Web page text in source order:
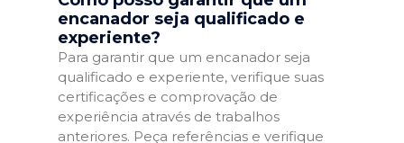
encanador seja qualificado e
experiente?
Para garantir que um encanador seja
qualificado e experiente, verifique suas
certificações e comprovação de
experiência através de trabalhos
anteriores. Peça referências e verifique